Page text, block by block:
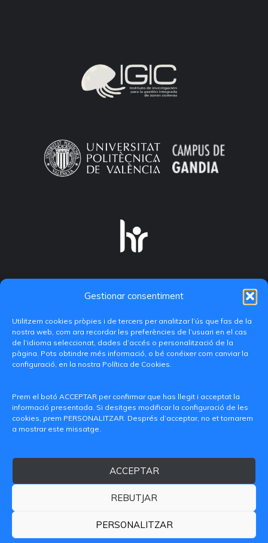
Gestionar consentiment
Utilitzem cookies pròpies i de tercers per analitzar l’ús que fas de la
nostra web, com ara recordar les preferències de l’usuari en el cas
de l’idioma seleccionat, dades d’accés o personalització de la
pàgina. Pots obtindre més informació, o bé conéixer com canviar la
configuració, en la nostra Política de Cookies.
Prem el botó ACCEPTAR per confirmar que has llegit i acceptat la
informació presentada. Si desitges modificar la configuració de les
cookies, prem PERSONALITZAR. Després d’acceptar, no et tornarem
a mostrar este missatge.
ACCEPTAR
REBUTJAR
PERSONALITZAR
C/ Paranimf, 1 - 46730 Grau de Gandia
+34 962849333
DE VALÈNCIA
Avís legalPolítica de privacitat